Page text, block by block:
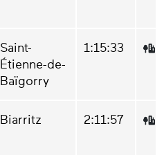
Saint-
Étienne-de-
Baïgorry
1:15:33
Biarritz 2:11:57